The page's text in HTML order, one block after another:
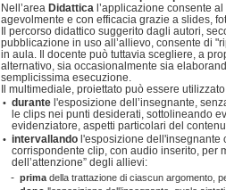
Nell’area Didattica l’applicazione consente
agevolmente e con efficacia grazie a slides,
Il percorso didattico suggerito dagli autori,
pubblicazione in uso all’allievo, consente di
in aula. Il docente può tuttavia scegliere, a
alternativo, sia occasionalmente sia
semplicissima esecuzione.
Il multimediale, proiettato può essere
• durante l'esposizione dell’insegnante,
le clips nei punti desiderati, sottolineando
evidenziatore, aspetti particolari del
• intervallando l'esposizione dell'insegnante
corrispondente clip, con audio inserito, per
dell’attenzione” degli allievi:
- prima della trattazione di ciascun argomento,